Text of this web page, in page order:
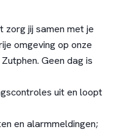
zorg jij samen met je
omgeving op onze
Geen dag is
uit en loopt
en alarmmeldingen;